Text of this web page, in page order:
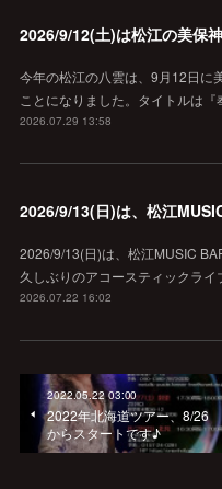
今年の松江の八雲は、9月12日に
ことになりました。タイトルは
2026.07.29 13:58
2026/9/13(日)は、松江MUSIC
久しぶりのアコースティックラ
2026.07.22 16:02
2022.05.22 03:00
2022年北海道ツアー、8/26
からスタートです♪